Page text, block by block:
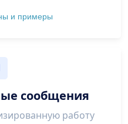
и примеры
сообщения
работу